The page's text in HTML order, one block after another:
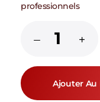
professionnels
Ajouter Au